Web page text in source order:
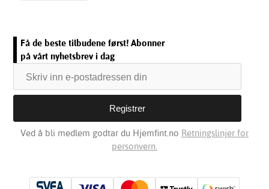
Få de beste tilbudene først! Abonner
på vårt nyhetsbrev i dag
Ved å bli medlem godtar du Hjemfint.no Retningslinjer for
personvern.